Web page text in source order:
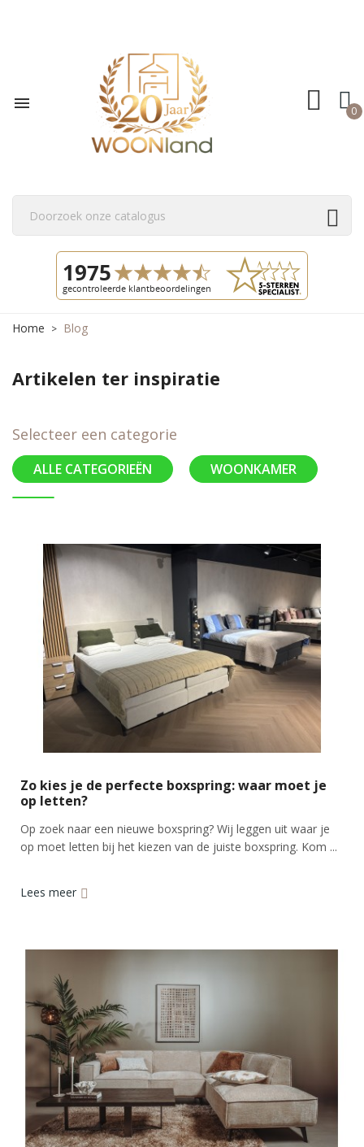
 0
Home Blog
Artikelen ter inspiratie
Selecteer een categorie
ALLE CATEGORIEËN WOONKAMER
Zo kies je de perfecte boxspring: waar moet je
op letten?
Op zoek naar een nieuwe boxspring? Wij leggen uit waar je
op moet letten bij het kiezen van de juiste boxspring. Kom ...
Lees meer